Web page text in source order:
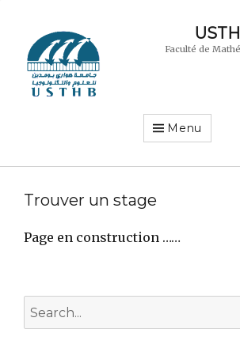
Faculté de
Menu
Trouver un stage
Page en construction ……
for: